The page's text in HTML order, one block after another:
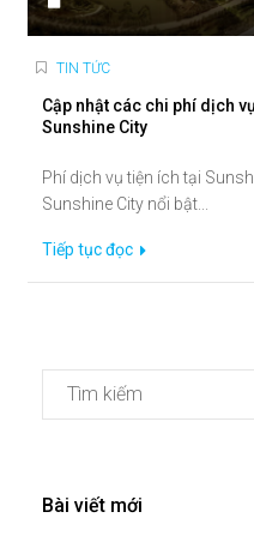
TIN TỨC
Cập nhật các chi phí dịch
Sunshine City
Phí dịch vụ tiện ích tại
Sunshine City nổi bật...
Tiếp tục đọc
Bài viết mới